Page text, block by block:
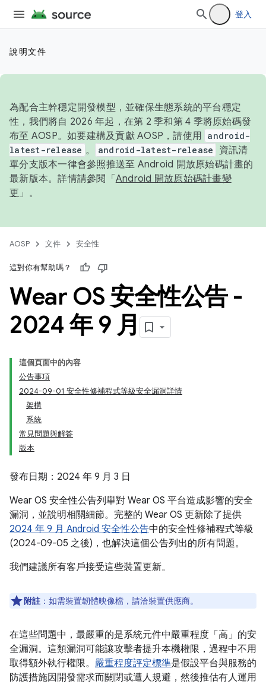
登入
說明文件
為配合主幹穩定開發模型，並確保生態系統的平台穩定
性，我們將自 2026 年起，在第 2 季和第 4 季將原始碼發
布至 AOSP。如要建構及貢獻 AOSP，請使用 android-
latest-release 。 android-latest-release
資訊清
單分支版本一律會參照推送至 Android 開放原始碼計畫的
最新版本。詳情請參閱「 Android 開放原始碼計畫變
更 」。
AOSP 文件 安全性
這對你有幫助嗎？
Wear OS 安全性公告 -
2024 年 9 月
這個頁面中的內容
公告事項
2024-09-01 安全性修補程式等級安全漏洞詳情
架構
系統
常見問題與解答
版本
發布日期：2024 年 9 月 3 日
Wear OS 安全性公告列舉對 Wear OS 平台造成影響的安全
漏洞，並說明相關細節。完整的 Wear OS 更新除了提供
2024 年 9 月 Android 安全性公告中的安全性修補程式等級
(2024-09-05 之後)，也解決這個公告列出的所有問題。
我們建議所有客戶接受這些裝置更新。
附註 ：如需裝置韌體映像檔，請洽裝置供應商。
在這些問題中，最嚴重的是系統元件中嚴重程度「高」的安
全漏洞。這類漏洞可能讓攻擊者提升本機權限，過程中不用
取得額外執行權限。 嚴重程度評定標準是假設平台與服務的
防護措施因開發需求而關閉或遭人規避，然後推估有人運用